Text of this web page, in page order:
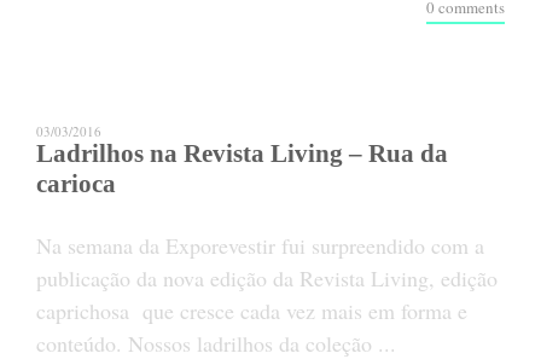
0 comments
03/03/2016
Ladrilhos na Revista Living – Rua da
carioca
Na semana da Exporevestir fui surpreendido com a
publicação da nova edição da Revista Living, edição
caprichosa que cresce cada vez mais em forma e
conteúdo. Nossos ladrilhos da coleção ...